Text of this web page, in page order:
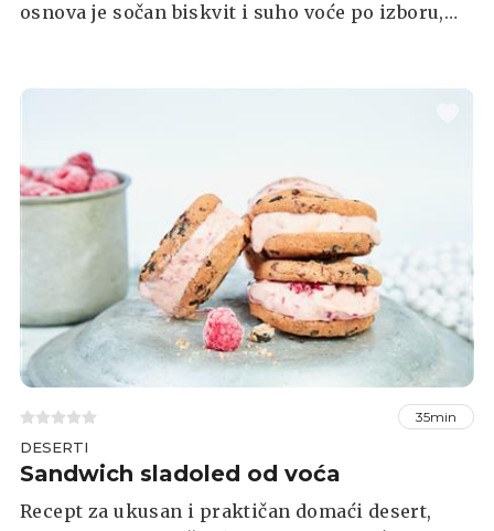
osnova je sočan biskvit i suho voće po izboru,
Tradicionalno se poslužuje uz čaj, a često se
je ovo omiljeni kolač engleskog kralja Charlesa,
koji ga voli zbog kandiranog voća, ali i zbog
njegove dugotrajnosti - ako se pravilno čuva,
ostaje svjež tjednima.
35min
DESERTI
Sandwich sladoled od voća
Recept za ukusan i praktičan domaći desert,